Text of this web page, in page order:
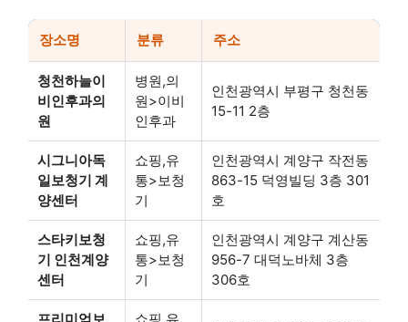
장소명 분류 주소
청천하늘이
비인후과의
원
병원,의
원>이비
인후과
인천광역시 부평구 청천동
15-11 2층
시그니아독
일보청기 계
양센터
쇼핑,유
통>보청
기
인천광역시 계양구 작전동
863-15 덕영빌딩 3층 301
호
스타키보청
기 인천계양
센터
쇼핑,유
통>보청
기
인천광역시 계양구 계산동
956-7 대덕노바체 3층
306호